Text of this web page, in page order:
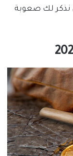
لكن بالأول نذكر لك صعوبة